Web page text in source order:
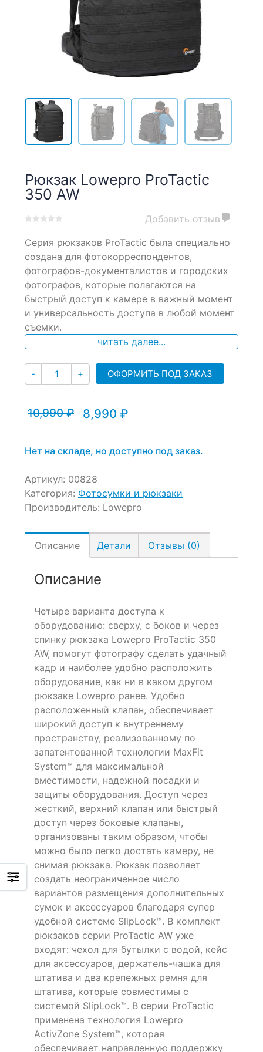
Рюкзак Lowepro ProTactic
350 AW
out
based
on
customer
ratings
Добавить отзыв
Серия рюкзаков ProTactic была специально
создана для фотокорреспондентов,
фотографов-документалистов и городских
фотографов, которые полагаются на
быстрый доступ к камере в важный момент
и универсальность доступа в любой момент
съемки.
читать далее...
- Количество
+ ОФОРМИТЬ ПОД ЗАКАЗ
10,990₽
Первоначальная
10,990 ₽.
8,990 ₽
Текущая
Нет на складе, но доступно под заказ.
Артикул: 00828
Категория: Фотосумки и рюкзаки
Производитель: Lowepro
Описание Детали Отзывы (0)
Описание
Четыре варианта доступа к
оборудованию: сверху, с боков и через
спинку рюкзака Lowepro ProTactic 350
AW, помогут фотографу сделать удачный
кадр и наиболее удобно расположить
оборудование, как ни в каком другом
рюкзаке Lowepro ранее. Удобно
расположенный клапан, обеспечивает
широкий доступ к внутреннему
пространству, реализованному по
запатентованной технологии MaxFit
System™ для максимальной
вместимости, надежной посадки и
защиты оборудования. Доступ через
жесткий, верхний клапан или быстрый
доступ через боковые клапаны,
организованы таким образом, чтобы
можно было легко достать камеру, не
снимая рюкзака. Рюкзак позволяет
создать неограниченное число
вариантов размещения дополнительных
сумок и аксессуаров благодаря супер
удобной системе SlipLock™. В комплект
рюкзаков серии ProTactic AW уже
входят: чехол для бутылки с водой, кейс
для аксессуаров, держатель-чашка для
штатива и два крепежных ремня для
штатива, которые совместимы с
системой SlipLock™. В серии ProTactic
применена технология Lowepro
ActivZone System™, которая
обеспечивает направленную поддержку